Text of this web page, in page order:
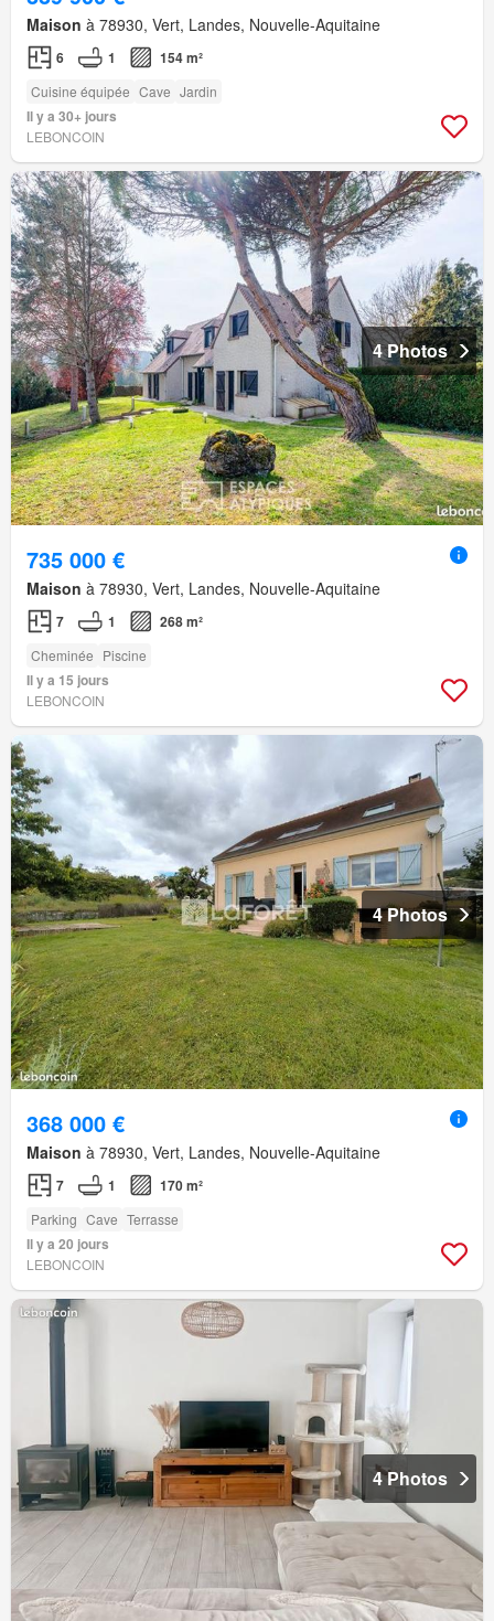
Maison à 78930, Vert, Landes, Nouvelle-Aquitaine
6 1 154 m²
Cuisine équipée Cave Jardin
Il y a 30+ jours
LEBONCOIN
4 Photos
735 000 €
Maison à 78930, Vert, Landes, Nouvelle-Aquitaine
7 1 268 m²
Cheminée Piscine
Il y a 15 jours
LEBONCOIN
4 Photos
368 000 €
Maison à 78930, Vert, Landes, Nouvelle-Aquitaine
7 1 170 m²
Parking Cave Terrasse
Il y a 20 jours
LEBONCOIN
4 Photos